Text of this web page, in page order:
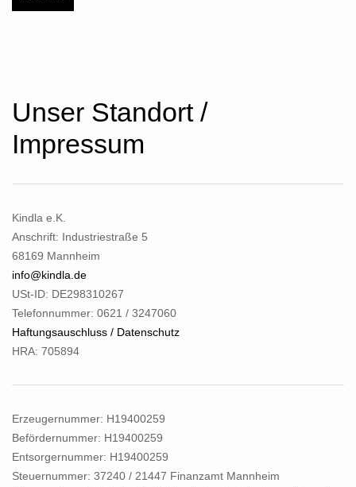
Unser Standort /
Impressum
Kindla e.K.
Anschrift: Industriestraße 5
68169 Mannheim
info@kindla.de
USt-ID: DE298310267
Telefonnummer: 0621 / 3247060
Haftungsauschluss / Datenschutz
HRA: 705894
Erzeugernummer: H19400259
Befördernummer: H19400259
Entsorgernummer: H19400259
Steuernummer: 37240 / 21447 Finanzamt Mannheim